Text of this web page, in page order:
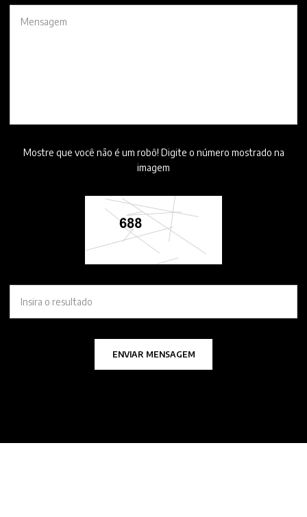
Mostre que você não é um robô! Digite o número mostrado na
imagem
ENVIAR MENSAGEM